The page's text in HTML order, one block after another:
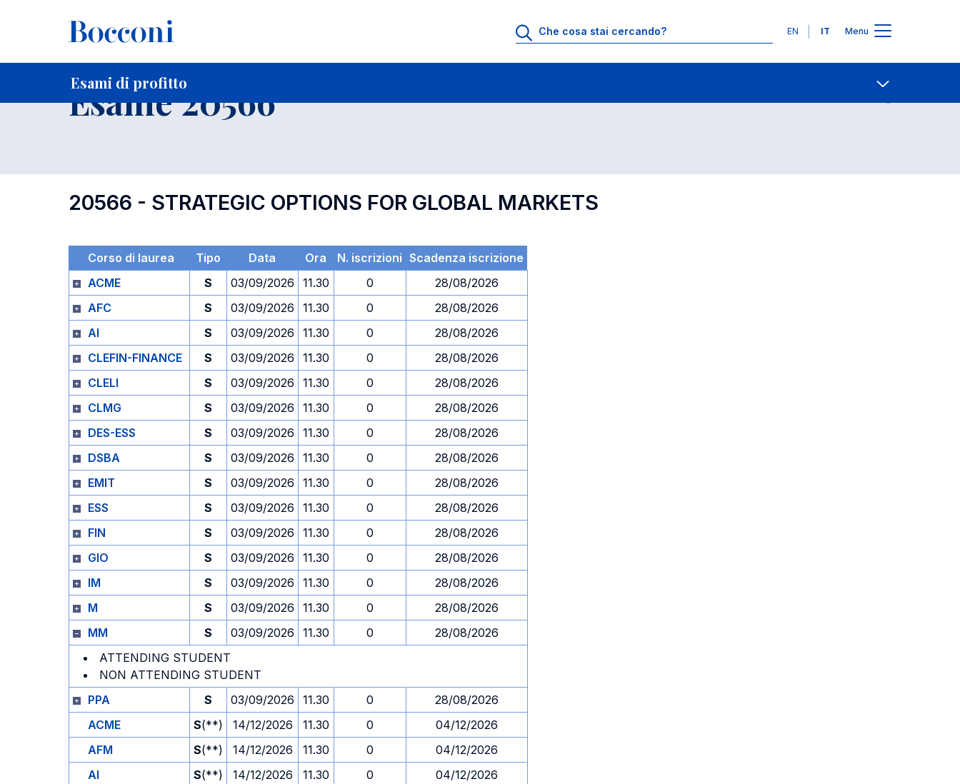
Lingue
EN IT Menu
Esami di profitto
Home Per studenti iscritti Contatti
Esame 20566
20566 - STRATEGIC OPTIONS FOR GLOBAL MARKETS
Corso di laurea Tipo Data Ora N. iscrizioni Scadenza iscrizione
ACME
S 03/09/2026 11.30 0
28/08/2026
AFC
S 03/09/2026 11.30 0
28/08/2026
AI
S 03/09/2026 11.30 0
28/08/2026
CLEFIN-FINANCE
S 03/09/2026 11.30 0
28/08/2026
CLELI
S 03/09/2026 11.30 0
28/08/2026
CLMG
S 03/09/2026 11.30 0
28/08/2026
DES-ESS
S 03/09/2026 11.30 0
28/08/2026
DSBA
S 03/09/2026 11.30 0
28/08/2026
EMIT
S 03/09/2026 11.30 0
28/08/2026
ESS
S 03/09/2026 11.30 0
28/08/2026
FIN
S 03/09/2026 11.30 0
28/08/2026
GIO
S 03/09/2026 11.30 0
28/08/2026
IM
S 03/09/2026 11.30 0
28/08/2026
M
S 03/09/2026 11.30 0
28/08/2026
MM
S 03/09/2026 11.30 0
28/08/2026
ATTENDING STUDENT
NON ATTENDING STUDENT
PPA
S 03/09/2026 11.30 0
28/08/2026
ACME
S(**) 14/12/2026 11.30 0
04/12/2026
AFM
S(**) 14/12/2026 11.30 0
04/12/2026
AI
S(**) 14/12/2026 11.30 0
04/12/2026